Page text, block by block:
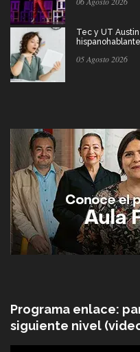
Tec y UT
05 Agosto 2026
Programa enlace:
siguiente nivel